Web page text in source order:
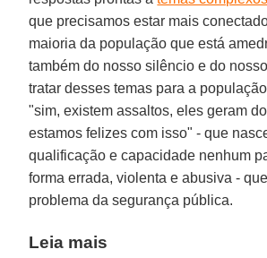
que precisamos estar mais
maioria da população que está
também do nosso silêncio e do
tratar desses temas para a
"sim, existem assaltos, eles geram
estamos felizes com isso" - que
qualificação e capacidade nenhum
forma errada, violenta e abusiva -
problema da segurança pública.
Leia mais